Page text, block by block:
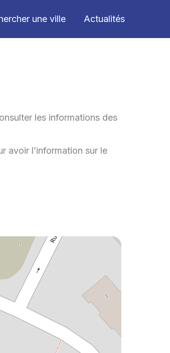
une ville Actualités
les informations des
avoir l’information sur le